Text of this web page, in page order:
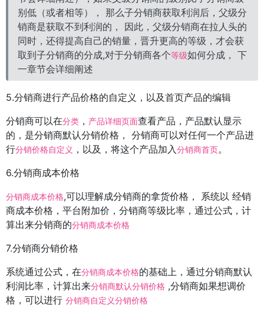
别低（或者相等）， 那么子分销商获取利润后，父级分
销商是获取不到利润的， 因此，父级分销商在拉人头的
同时，还得提高自己的销量，晋升更高的等级，才会获
取到子分销商的分成,对于分销商各个等级如何分成， 下
一章节会详细阐述
5.分销商进行产品价格的自定义，以及首页产品的编辑
分销商可以在分类 ， 产品详细页面查看产品，产品默认显示
的，是分销商默认分销价格， 分销商可以对任何一个产品进
行分销价格自定义 ，以及，将这个产品加入分销商首页。
6.分销商成本价格
分销商成本价格,可以理解成分销商的拿货价格， 系统以 经销
商成本价格，平台附加价，分销商等级比率，通过公式，计
算出来分销商的分销商成本价格
7.分销商分销价格
系统通过公式，在分销商成本价格的基础上，通过分销商默认
利润比率，计算出来分销商默认分销价格 ,分销商如果想调价
格，可以进行 分销商自定义分销价格